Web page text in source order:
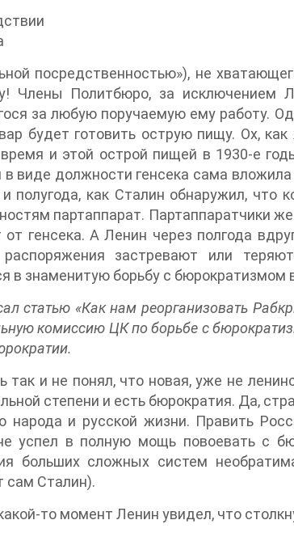
посредственностью»), не
Члены Политбюро, за исключением
за любую поручаемую ему работу.
будет готовить острую пищу. Ох,
и этой острой пищей в 1930-е
в виде должности генсека сама
полугода, как Сталин обнаружил,
партаппарат. Партаппаратчики
от генсека. А Ленин через полгода
распоряжения застревают или
в знаменитую борьбу с бюрократизмом
статью «Как нам реорганизовать
комиссию ЦК по борьбе с
так и не понял, что новая, уже не
степени и есть бюрократия. Да,
народа и русской жизни. Править
успел в полную мощь повоевать с
больших сложных систем
сам Сталин).
то момент Ленин увидел, что